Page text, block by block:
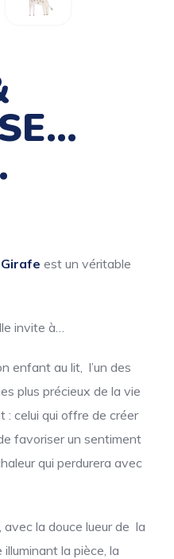
est un véritable
invite à…
enfant au lit, l’un des
plus précieux de la vie
: celui qui offre de créer
favoriser un sentiment
qui perdurera avec
la douce lueur de la
la pièce, la